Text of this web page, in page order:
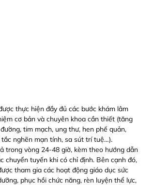
thực hiện đầy đủ các bước khám lâm
cơ bản và chuyên khoa cần thiết (tăng
tim mạch, ung thư, hen phế quản,
nghẽn mạn tính, sa sút trí tuệ…).
trong vòng 24-48 giờ, kèm theo hướng dẫn
chuyển tuyến khi có chỉ định. Bên cạnh đó,
tham gia các hoạt động giáo dục sức
phục hồi chức năng, rèn luyện thể lực,